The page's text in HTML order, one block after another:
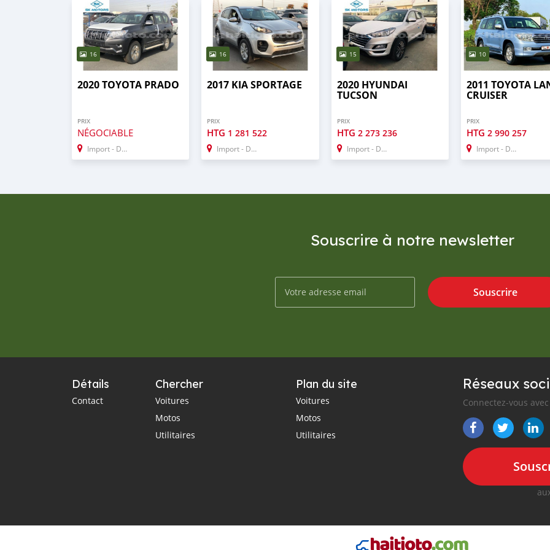
16
2020 TOYOTA PRADO
PRIX
NÉGOCIABLE
Import - Dubai
16
2017 KIA SPORTAGE
PRIX
HTG 1 281 522
Import - Dubai
15
2020 HYUNDAI
TUCSON
PRIX
HTG 2 273 236
Import - Dubai
10
2011 TOYOTA
CRUISER
PRIX
HTG 2 990 257
Import - Dubai
Souscrire à notre newsletter
Souscrire
Détails
Contact
Chercher
Voitures
Motos
Utilitaires
Plan du site
Voitures
Motos
Utilitaires
Réseaux
Connectez-vous